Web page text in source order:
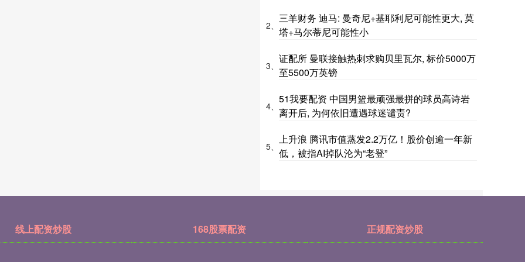
2、
三羊财务 迪马: 曼奇尼+基耶利尼可能性更大, 莫
塔+马尔蒂尼可能性小
3、
证配所 曼联接触热刺求购贝里瓦尔, 标价5000万
至5500万英镑
4、
51我要配资 中国男篮最顽强最拼的球员高诗岩
离开后, 为何依旧遭遇球迷谴责?
5、
上升浪 腾讯市值蒸发2.2万亿！股价创逾一年新
低，被指AI掉队沦为“老登”
线上配资炒股 168股票配资 正规配资炒股